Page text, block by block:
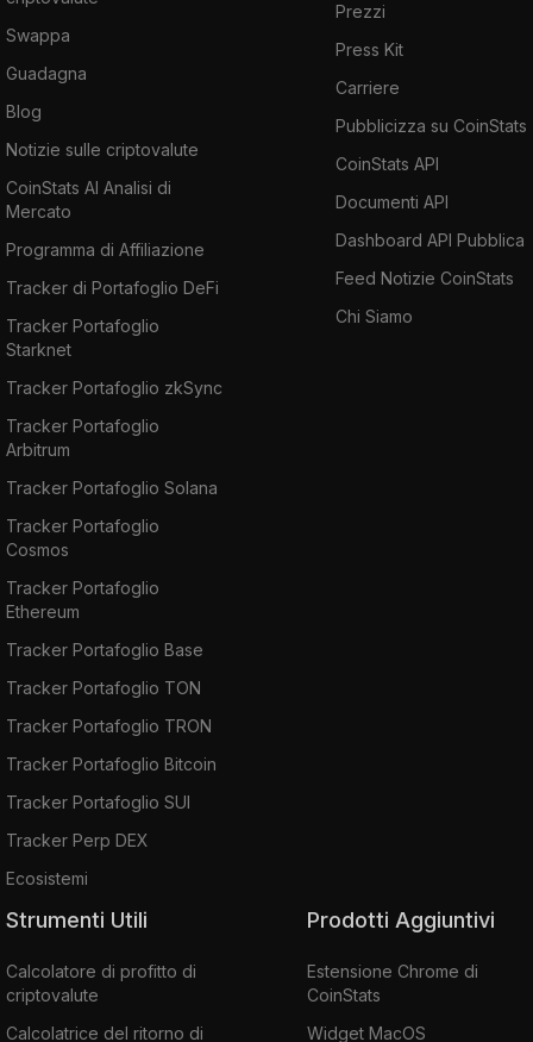
Swappa
Guadagna
Blog
Notizie sulle criptovalute
CoinStats AI Analisi di
Mercato
Programma di Affiliazione
Tracker di Portafoglio DeFi
Tracker Portafoglio
Starknet
Tracker Portafoglio zkSync
Tracker Portafoglio
Arbitrum
Tracker Portafoglio Solana
Tracker Portafoglio
Cosmos
Tracker Portafoglio
Ethereum
Tracker Portafoglio Base
Tracker Portafoglio TON
Tracker Portafoglio TRON
Tracker Portafoglio Bitcoin
Tracker Portafoglio SUI
Tracker Perp DEX
Ecosistemi
Prezzi
Press Kit
Carriere
Pubblicizza su CoinStats
CoinStats API
Documenti API
Dashboard API Pubblica
Feed Notizie CoinStats
Chi Siamo
Strumenti Utili
Calcolatore di profitto di
criptovalute
Calcolatrice del ritorno di
Prodotti Aggiuntivi
Estensione Chrome di
CoinStats
Widget MacOS